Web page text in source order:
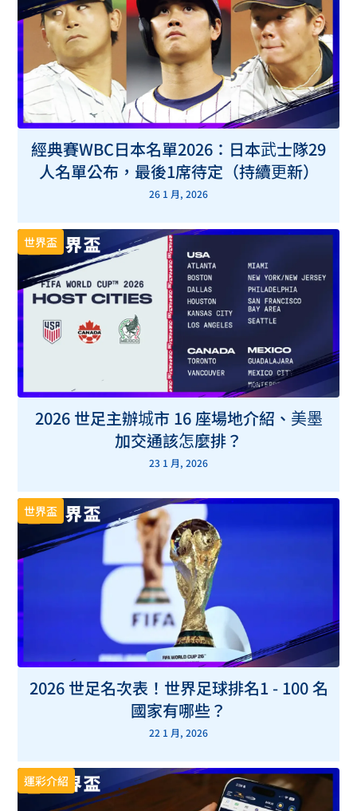
經典賽WBC日本名單2026：日本武士隊29
人名單公布，最後1席待定（持續更新）
26 1 月, 2026
世界盃
2026 世足主辦城市 16 座場地介紹、美墨
加交通該怎麼排？
23 1 月, 2026
世界盃
2026 世足名次表！世界足球排名1 - 100 名
國家有哪些？
22 1 月, 2026
運彩介紹